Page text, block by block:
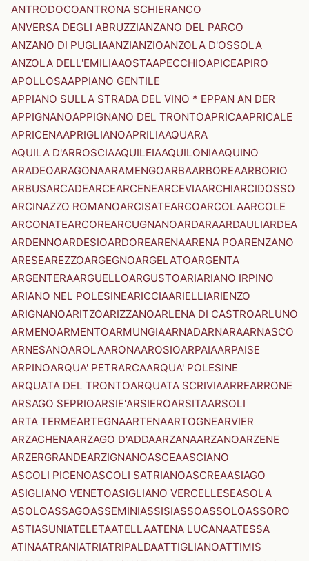
ANTRODOCOANTRONA SCHIERANCO
ANVERSA DEGLI ABRUZZIANZANO DEL PARCO
ANZANO DI PUGLIAANZIANZIOANZOLA D'OSSOLA
ANZOLA DELL'EMILIAAOSTAAPECCHIOAPICEAPIRO
APOLLOSAAPPIANO GENTILE
APPIANO SULLA STRADA DEL VINO * EPPAN AN DER
APPIGNANOAPPIGNANO DEL TRONTOAPRICAAPRICALE
APRICENAAPRIGLIANOAPRILIAAQUARA
AQUILA D'ARROSCIAAQUILEIAAQUILONIAAQUINO
ARADEOARAGONAARAMENGOARBAARBOREAARBORIO
ARBUSARCADEARCEARCENEARCEVIAARCHIARCIDOSSO
ARCINAZZO ROMANOARCISATEARCOARCOLAARCOLE
ARCONATEARCOREARCUGNANOARDARAARDAULIARDEA
ARDENNOARDESIOARDOREARENAARENA POARENZANO
ARESEAREZZOARGEGNOARGELATOARGENTA
ARGENTERAARGUELLOARGUSTOARIARIANO IRPINO
ARIANO NEL POLESINEARICCIAARIELLIARIENZO
ARIGNANOARITZOARIZZANOARLENA DI CASTROARLUNO
ARMENOARMENTOARMUNGIAARNADARNARAARNASCO
ARNESANOAROLAARONAAROSIOARPAIAARPAISE
ARPINOARQUA' PETRARCAARQUA' POLESINE
ARQUATA DEL TRONTOARQUATA SCRIVIAARREARRONE
ARSAGO SEPRIOARSIE'ARSIEROARSITAARSOLI
ARTA TERMEARTEGNAARTENAARTOGNEARVIER
ARZACHENAARZAGO D'ADDAARZANAARZANOARZENE
ARZERGRANDEARZIGNANOASCEAASCIANO
ASCOLI PICENOASCOLI SATRIANOASCREAASIAGO
ASIGLIANO VENETOASIGLIANO VERCELLESEASOLA
ASOLOASSAGOASSEMINIASSISIASSOASSOLOASSORO
ASTIASUNIATELETAATELLAATENA LUCANAATESSA
ATINAATRANIATRIATRIPALDAATTIGLIANOATTIMIS